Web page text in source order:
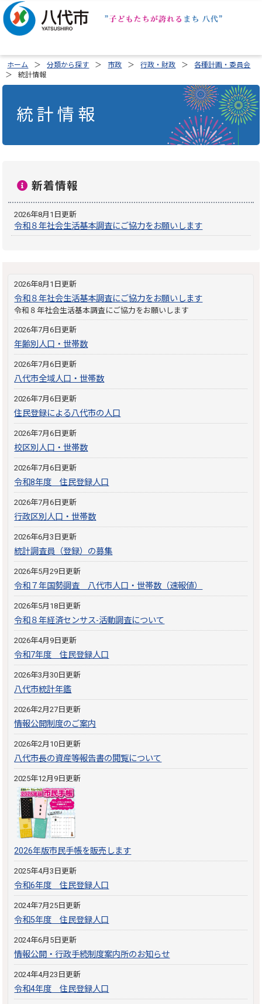
ホーム 分類から探す 市政 行政・財政
各種計画・委員会
統計情報
統計情報
新着情報
2026年8月1日更新
令和８年社会生活基本調査にご協力をお願いします
2026年8月1日更新
令和８年社会生活基本調査にご協力をお願いします
令和８年社会生活基本調査にご協力をお願いします
2026年7月6日更新
年齢別人口・世帯数
2026年7月6日更新
八代市全域人口・世帯数
2026年7月6日更新
住民登録による八代市の人口
2026年7月6日更新
校区別人口・世帯数
2026年7月6日更新
令和8年度 住民登録人口
2026年7月6日更新
行政区別人口・世帯数
2026年6月3日更新
統計調査員（登録）の募集
2026年5月29日更新
令和７年国勢調査 八代市人口・世帯数（速報値）
2026年5月18日更新
令和８年経済センサス-活動調査について
2026年4月9日更新
令和7年度 住民登録人口
2026年3月30日更新
八代市統計年鑑
2026年2月27日更新
情報公開制度のご案内
2026年2月10日更新
八代市長の資産等報告書の閲覧について
2025年12月9日更新
2026年版市民手帳を販売します
2025年4月3日更新
令和6年度 住民登録人口
2024年7月25日更新
令和5年度 住民登録人口
2024年6月5日更新
情報公開・行政手続制度案内所のお知らせ
2024年4月23日更新
令和4年度 住民登録人口